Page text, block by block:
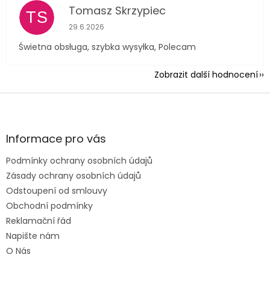
TS Tomasz Skrzypiec
Hodnocení obchodu je 5 z 5 hvězdiček.
29.6.2026
Świetna obsługa, szybka wysyłka, Polecam
Zobrazit další hodnocení
Z
aInformace pro vás
Podmínky ochrany osobních údajů
Zásady ochrany osobních údajů
Odstoupení od smlouvy
Obchodní podmínky
Reklamační řád
Napište nám
O Nás